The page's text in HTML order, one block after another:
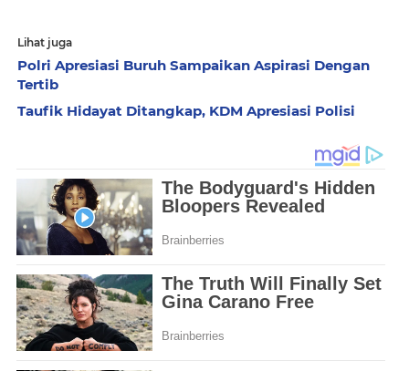
Lihat juga
Polri Apresiasi Buruh Sampaikan Aspirasi Dengan
Tertib
Taufik Hidayat Ditangkap, KDM Apresiasi Polisi